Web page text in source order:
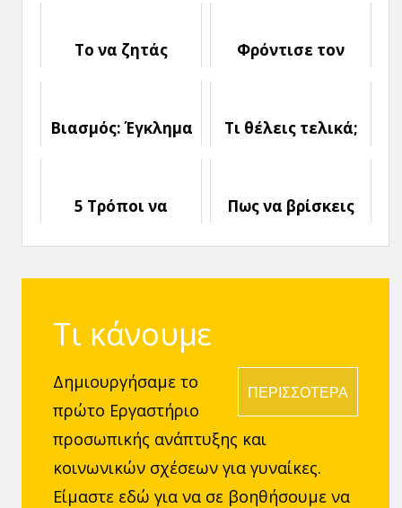
Το να ζητάς
Φρόντισε τον
Βιασμός: Έγκλημα
Τι θέλεις τελικά;
5 Τρόποι να
εαυτό σου του
Πως να βρίσκεις
Προβλήματα σου
Τι κάνουμε
ΠΕΡΙΣΣΟΤΕΡΑ
Δημιουργήσαμε το
πρώτο Εργαστήριο
προσωπικής ανάπτυξης και
κοινωνικών σχέσεων για γυναίκες.
Είμαστε εδώ για να σε βοηθήσουμε να